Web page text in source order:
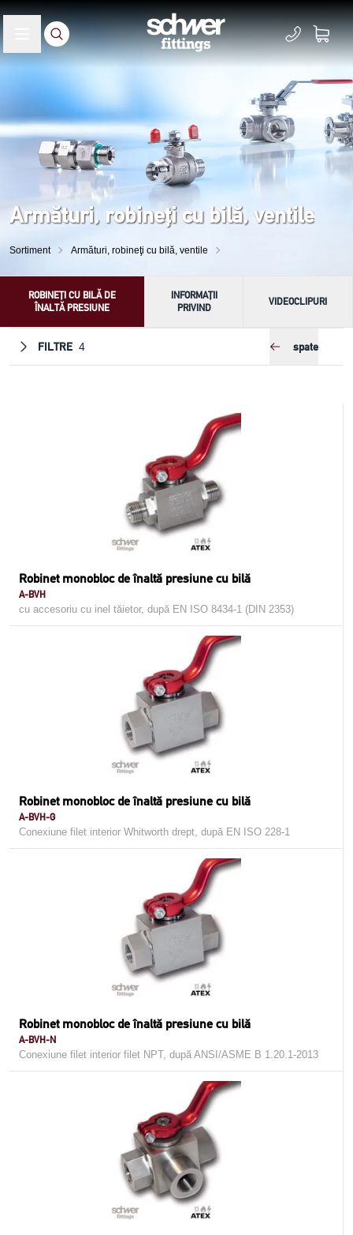
Armături, robineţi cu bilă, ventile
Sortiment Armături, robineţi cu bilă, ventile
ROBINEŢI CU BILĂ DE
ÎNALTĂ PRESIUNE
INFORMAȚII
PRIVIND
VIDEOCLIPURI
FILTRE 4 spate
Robinet monobloc de înaltă presiune cu bilă
A-BVH
cu accesoriu cu inel tăietor, după EN ISO 8434-1 (DIN 2353)
Robinet monobloc de înaltă presiune cu bilă
A-BVH-G
Conexiune filet interior Whitworth drept, după EN ISO 228-1
Robinet monobloc de înaltă presiune cu bilă
A-BVH-N
Conexiune filet interior filet NPT, după ANSI/ASME B 1.20.1-2013